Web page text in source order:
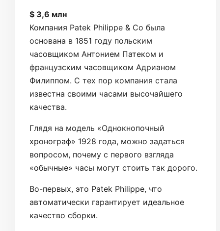
$ 3,6 млн
Компания Patek Philippe & Co была
основана в 1851 году польским
часовщиком Антонием Патеком и
французским часовщиком Адрианом
Филиппом. С тех пор компания стала
известна своими часами высочайшего
качества.
Глядя на модель «Однокнопочный
хронограф» 1928 года, можно задаться
вопросом, почему с первого взгляда
«обычные» часы могут стоить так дорого.
Во-первых, это Patek Philippe, что
автоматически гарантирует идеальное
качество сборки.